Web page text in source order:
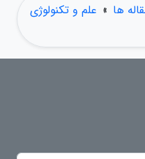
ها » علم و تکنولوژی